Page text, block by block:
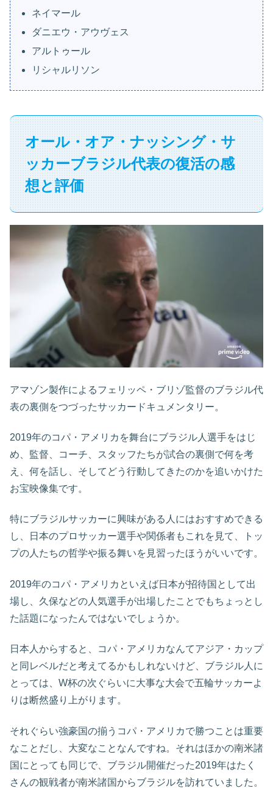
ネイマール
ダニエウ・アウヴェス
アルトゥール
リシャルリソン
オール・オア・ナッシング・サ
ッカーブラジル代表の復活の感
想と評価
アマゾン製作によるフェリッペ・ブリゾ監督のブラジル代
表の裏側をつづったサッカードキュメンタリー。
2019年のコパ・アメリカを舞台にブラジル人選手をはじ
め、監督、コーチ、スタッフたちが試合の裏側で何を考
え、何を話し、そしてどう行動してきたのかを追いかけた
お宝映像集です。
特にブラジルサッカーに興味がある人にはおすすめできる
し、日本のプロサッカー選手や関係者もこれを見て、トッ
プの人たちの哲学や振る舞いを見習ったほうがいいです。
2019年のコパ・アメリカといえば日本が招待国として出
場し、久保などの人気選手が出場したことでもちょっとし
た話題になったんではないでしょうか。
日本人からすると、コパ・アメリカなんてアジア・カップ
と同レベルだと考えてるかもしれないけど、ブラジル人に
とっては、W杯の次ぐらいに大事な大会で五輪サッカーよ
りは断然盛り上がります。
それぐらい強豪国の揃うコパ・アメリカで勝つことは重要
なことだし、大変なことなんですね。それはほかの南米諸
国にとっても同じで、ブラジル開催だった2019年はたく
さんの観戦者が南米諸国からブラジルを訪れていました。